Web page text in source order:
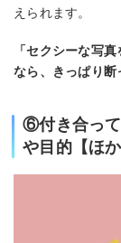
えられます。
「セクシーな写
なら、きっぱり断
⑥付き合って
や目的【ほ